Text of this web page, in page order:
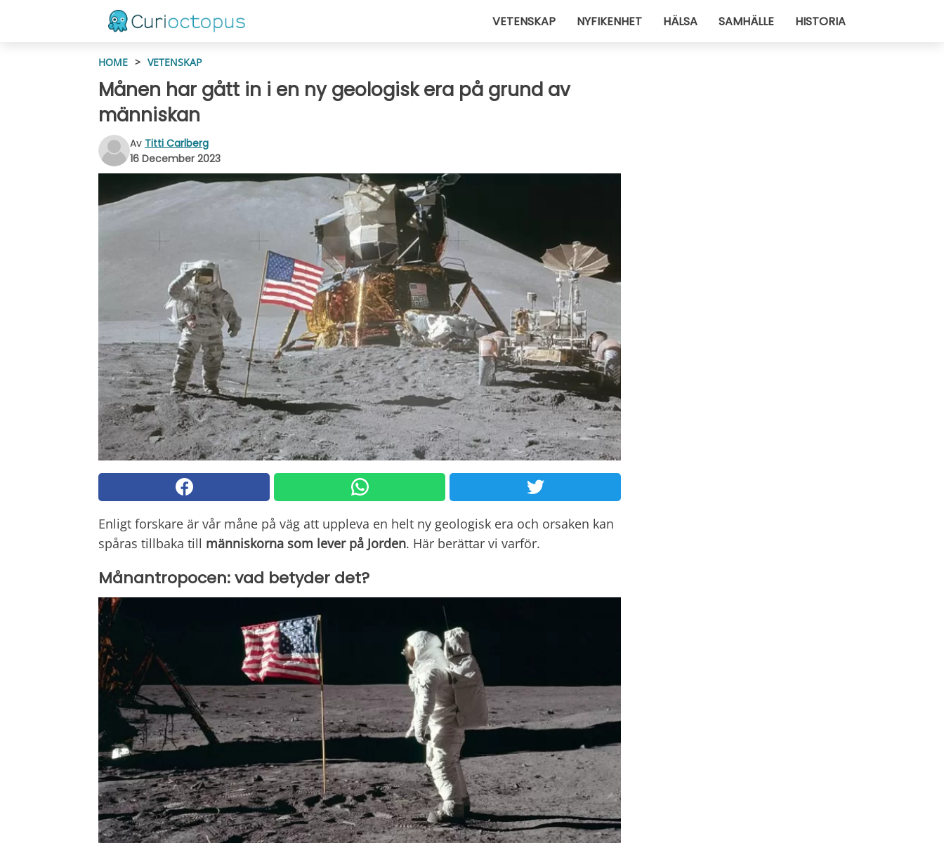
VETENSKAP NYFIKENHET HÄLSA SAMHÄLLE HISTORIA
HOME > VETENSKAP
Månen har gått in i en ny geologisk era på grund av
människan
Av Titti Carlberg
16 December 2023
Enligt forskare är vår måne på väg att uppleva en helt ny geologisk era och orsaken kan
spåras tillbaka till människorna som lever på Jorden. Här berättar vi varför.
Månantropocen: vad betyder det?